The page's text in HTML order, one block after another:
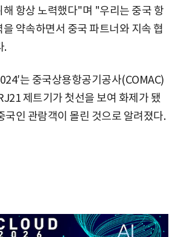
해 항상 노력했다"며 "우리는 중국 항
약속하면서 중국 파트너와 지속 협
.
는 중국상용항공기공사(COMAC)
제트기가 첫선을 보여 화제가 됐
국인 관람객이 몰린 것으로 알려졌다.